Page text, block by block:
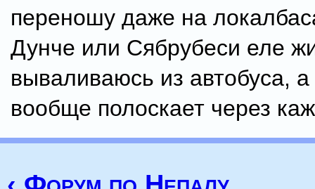
переношу даже на
Дунче или Сябрубеси еле
вываливаюсь из автобуса,
вообще полоскает через